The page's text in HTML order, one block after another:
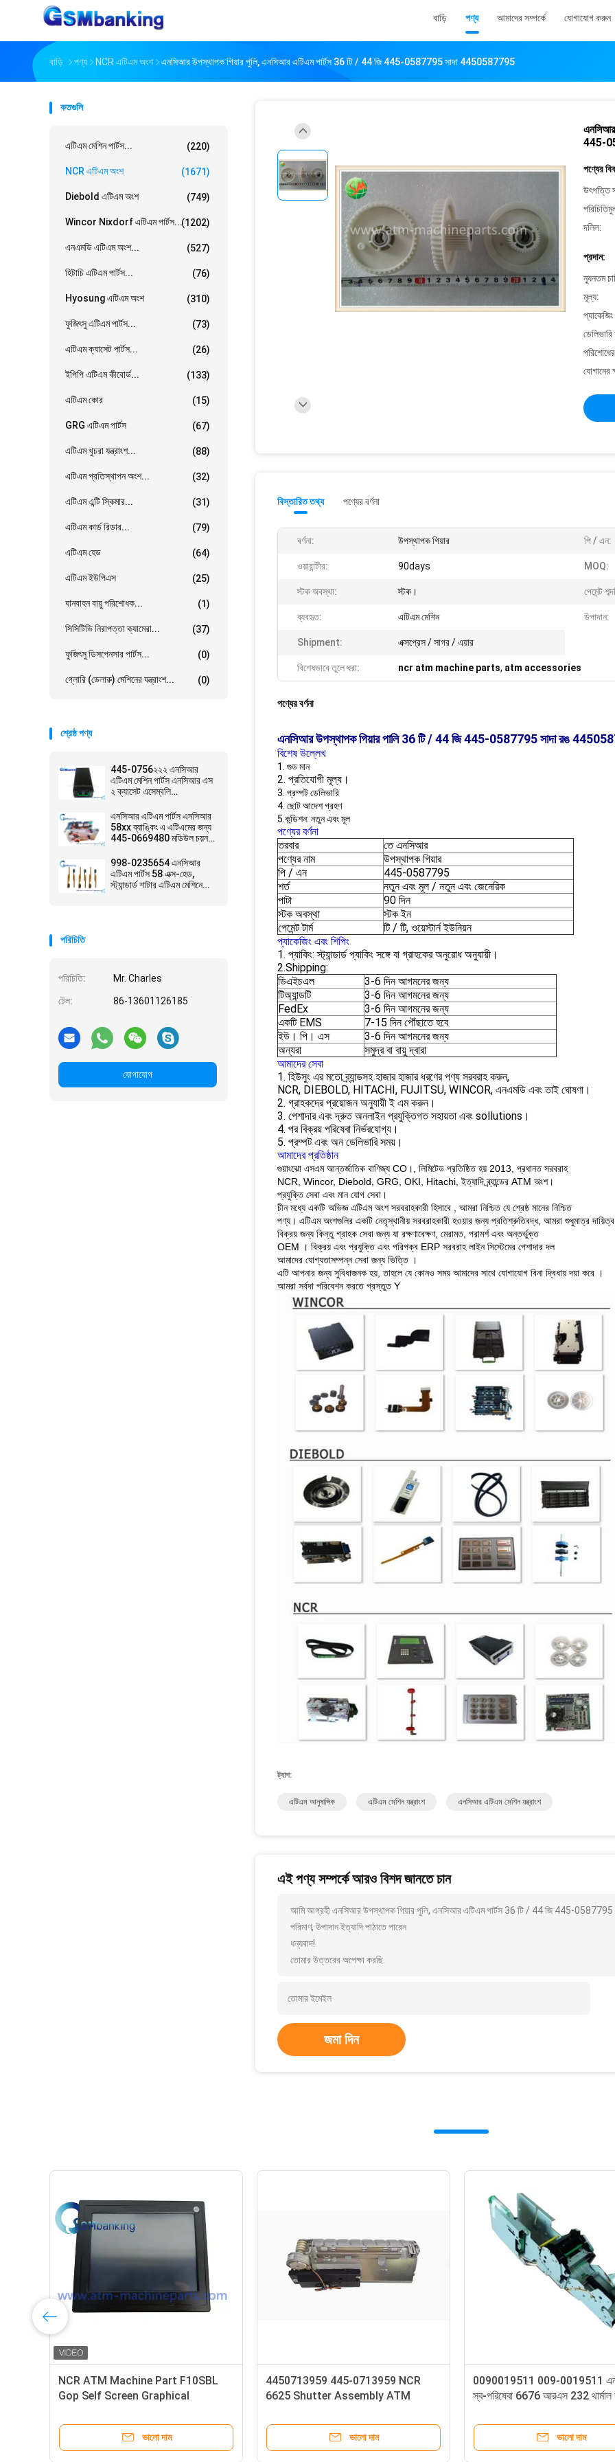
বাড়ি পণ্য আমাদের সম্পর্কে যোগাযোগ করুন
বাড়ি পণ্য NCR এটিএম অংশ এনসিআর উপস্থাপক গিয়ার পুলি, এনসিআর এটিএম পার্টস 36 টি / 44 জি 445-0587795 সাদা 4450587795
কতগুলি
এটিএম মেশিন পার্টস... (220)
NCR এটিএম অংশ (1671)
Diebold এটিএম অংশ (749)
Wincor Nixdorf এটিএম পার্টস...(1202)
এনএমডি এটিএম অংশ... (527)
হিটাচি এটিএম পার্টস... (76)
Hyosung এটিএম অংশ (310)
ফুজিৎসু এটিএম পার্টস... (73)
এটিএম ক্যাসেট পার্টস... (26)
ইপিপি এটিএম কীবোর্ড... (133)
এটিএম কোর (15)
GRG এটিএম পার্টস (67)
এটিএম খুচরা যন্ত্রাংশ... (88)
এটিএম প্রতিস্থাপন অংশ... (32)
এটিএম এন্টি স্কিমার... (31)
এটিএম কার্ড রিডার... (79)
এটিএম হেড (64)
এটিএম ইউপিএস (25)
যানবাহন বায়ু পরিশোধক... (1)
সিসিটিভি নিরাপত্তা ক্যামেরা... (37)
ফুজিৎসু ডিসপেনসার পার্টস... (0)
গ্লোরি (ডেলারু) মেশিনের যন্ত্রাংশ... (0)
শ্রেষ্ঠ পণ্য
445-0756২২২ এনসিআর
এটিএম মেশিন পার্টস এনসিআর এস
২ ক্যাসেট এসেম্বলি
এনসিআর এটিএম পার্টস এনসিআর
58xx ব্যাঙ্কিং এ এটিএমের জন্য
445-0669480 মডিউল চয়ন
998-0235654 এনসিআর
এটিএম পার্টস 58 এক্স-হেড,
স্ট্যান্ডার্ড শাটার এটিএম মেশিনে
পরিচিতি
পরিচিতি: Mr. Charles
টেল: 86-13601126185
যোগাযোগ
445-
পণ্যের
উৎপত্তি
দলিল:
প্রদান:
ন্যূনতম
মূল্য:
যোগানের
বিস্তারিত তথ্য পণ্যের বর্ণনা
বর্ণনা: উপস্থাপক গিয়ার পি / এন:
ওয়ারান্টীর: 90days MOQ:
স্টক অবস্থা: স্টক। পেমেন্ট
ব্যবহৃত: এটিএম মেশিন উপাদান:
Shipment: এক্সপ্রেস / সাগর / এয়ার
বিশেষভাবে তুলে ধরা: ncr atm machine parts, atm accessories
পণ্যের বর্ণনা
এনসিআর উপস্থাপক গিয়ার পালি 36 টি / 44 জি 445-0587795 সাদা রঙ
বিশেষ উল্লেখ
1. গুড মান
2. প্রতিযোগী মূল্য।
3. প্রম্পট ডেলিভারি
4. ছোট আদেশ গ্রহণ
5.কন্ডিশন: নতুন এবং মূল
পণ্যের বর্ণনা
তরবার
তে এনসিআর
পণ্যের নাম
উপস্থাপক গিয়ার
পি / এন
445-0587795
শর্ত
নতুন এবং মূল / নতুন এবং জেনেরিক
পাটা
90 দিন
স্টক অবস্থা
স্টক ইন
পেমেন্ট টার্ম
টি / টি, ওয়েস্টার্ন ইউনিয়ন
প্যাকেজিং এবং শিপিং
1. প্যাকিং: স্ট্যান্ডার্ড প্যাকিং সঙ্গে বা গ্রাহকের অনুরোধ অনুযায়ী।
2.Shipping:
ডিএইচএল
3-6 দিন আগমনের জন্য
টিঅ্যান্ডটি
3-6 দিন আগমনের জন্য
FedEx
3-6 দিন আগমনের জন্য
একটি EMS
7-15 দিন পৌঁছাতে হবে
ইউ। পি। এস
3-6 দিন আগমনের জন্য
অন্যরা
সমুদ্র বা বায়ু দ্বারা
আমাদের সেবা
1. হিউসুং এর মতো ব্র্যান্ডসহ হাজার হাজার ধরণের পণ্য সরবরাহ করুন,
NCR, DIEBOLD, HITACHI, FUJITSU, WINCOR, এনএমডি এবং তাই ঘোষণা।
2. গ্রাহকদের প্রয়োজন অনুযায়ী ই এম করুন।
3. পেশাদার এবং দ্রুত অনলাইন প্রযুক্তিগত সহায়তা এবং sollutions।
4. পর বিক্রয় পরিষেবা নির্ভরযোগ্য।
5. প্রম্পট এবং অন ডেলিভারি সময়।
আমাদের প্রতিষ্ঠান
গুয়াংঝো এসএম আন্তর্জাতিক বাণিজ্য CO।, লিমিটেড প্রতিষ্ঠিত হয় 2013, প্রধানত সরবরাহ
NCR, Wincor, Diebold, GRG, OKI, Hitachi, ইত্যাদি ব্র্যান্ডের ATM অংশ।
প্রযুক্তি সেবা এবং মান যোগ সেবা।
চীন মধ্যে একটি অভিজ্ঞ এটিএম অংশ সরবরাহকারী হিসাবে আমরা নিশ্চিত যে শ্রেষ্ঠ মানের নিশ্চিত
পণ্য। এটিএম অংশগুলির একটি নেতৃস্থানীয় সরবরাহকারী হওয়ার জন্য প্রতিশ্রুতিবদ্ধ, আমরা শুধুমাত্র
বিক্রয় জন্য কিন্তু গ্রাহক সেবা জন্য যা রক্ষণাবেক্ষণ, মেরামত, পরামর্শ এবং অন্তর্ভুক্ত
OEM
। বিক্রয় এবং প্রযুক্তি এবং পরিপক্ব ERP সরবরাহ লাইন সিস্টেমের পেশাদার দল
আমাদের যোগ্যতাসম্পন্ন সেবা জন্য ভিত্তি ।
এটি আপনার জন্য সুবিধাজনক হয়, তাহলে যে কোনও সময় আমাদের সাথে যোগাযোগ বিনা দ্বিধায় দয়া করে ।
আমরা সর্বদা পরিবেশন করতে প্রস্তুত Y
ট্যাগ:
এটিএম আনুষাঙ্গিক এটিএম মেশিন যন্ত্রাংশ এনসিআর এটিএম মেশিন যন্ত্রাংশ
এই পণ্য সম্পর্কে আরও বিশদ জানতে চান
আমি আগ্রহী এনসিআর উপস্থাপক গিয়ার পুলি, এনসিআর এটিএম পার্টস 36 টি / 44 জি 445-
পরিমাণ, উপাদান ইত্যাদি পাঠাতে পারেন
ধন্যবাদ!
তোমার উত্তরের অপেক্ষা করছি.
জমা দিন
NCR ATM Machine 15 inch LED
Display unit USB Interface,
12V--,2.0A
ভালো দাম
NCR 009-0029127 0090029127
BRM Exception Bin / Reject
ভালো দাম
NCR 445-0711370 4450711370
FDK 12.1 Inch Touch Screen for
ভালো দাম